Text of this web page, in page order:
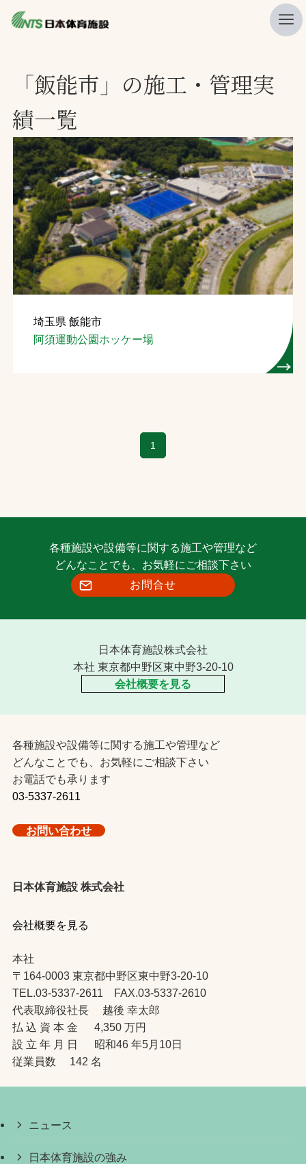
ニュース
プレスリリース
レポート
製品・サービス一覧
施工・管理実績一覧
会社概要
採用情報
検索
お問合せ
「飯能市」の施工・管理実
績一覧
埼玉県 飯能市
阿須運動公園ホッケー場
1
各種施設や設備等に関する施工や管理など
どんなことでも、お気軽にご相談下さい
お問合せ
日本体育施設株式会社
本社 東京都中野区東中野3-20-10
会社概要を見る
各種施設や設備等に関する施工や管理など
どんなことでも、お気軽にご相談下さい
お電話でも承ります
03-5337-2611
お問い合わせ
日本体育施設 株式会社
会社概要を見る
本社
〒164-0003 東京都中野区東中野3-20-10
TEL.03-5337-2611 FAX.03-5337-2610
代表取締役社長 越後 幸太郎
払 込 資 本 金 4,350 万円
設 立 年 月 日 昭和46 年5月10日
従業員数 142 名
ニュース
日本体育施設の強み